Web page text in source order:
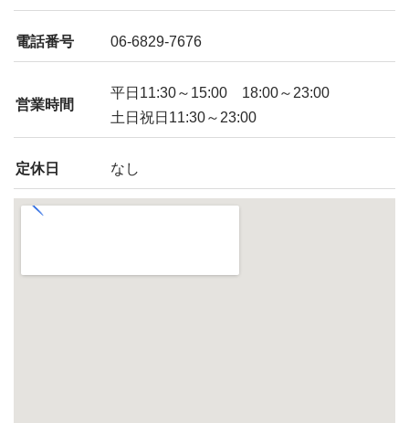
電話番号 06-6829-7676
営業時間
平日11:30～15:00 18:00～23:00
土日祝日11:30～23:00
定休日 なし